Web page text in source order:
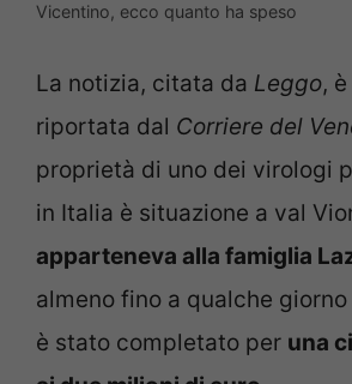
Vicentino, ecco quanto ha speso
La notizia, citata da Leggo,
riportata dal Corriere del
proprietà di uno dei virologi
in Italia è situazione a val
apparteneva alla famiglia
almeno fino a qualche giorno
è stato completato per una